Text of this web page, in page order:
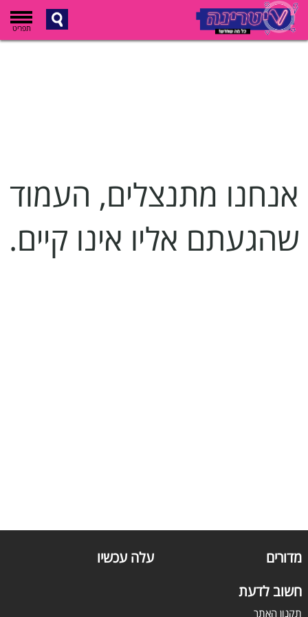
תפריט
אנחנו מתנצלים, העמוד
שהגעתם אליו אינו קיים.
מדורים
עלה עכשיו
חשוב לדעת
תקנון האתר